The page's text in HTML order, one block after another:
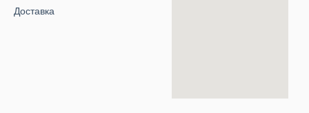
Доставка